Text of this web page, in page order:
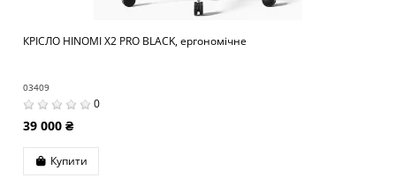
КРІСЛО HINOMI X2 PRO BLACK, ергономічне
03409
0
39 000 ₴
Купити